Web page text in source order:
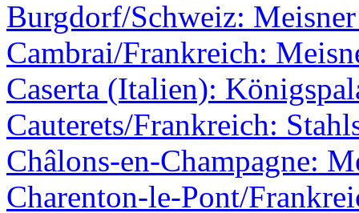
Burgdorf/Schweiz:
Cambrai/Frankreich:
Caserta (Italien):
Cauterets/Frankreich:
Châlons-en-Champagne:
Charenton-le-Pont/